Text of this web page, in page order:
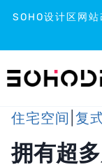
SOHO设计区网
到
住宅空间 复
拥有超